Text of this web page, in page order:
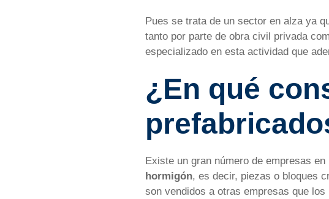
Pues se trata de un sector en alza ya
tanto por parte de obra civil privada
especializado en esta actividad que
¿En qué
Existe un gran número de empresas
hormigón, es decir, piezas o bloques
son vendidos a otras empresas que